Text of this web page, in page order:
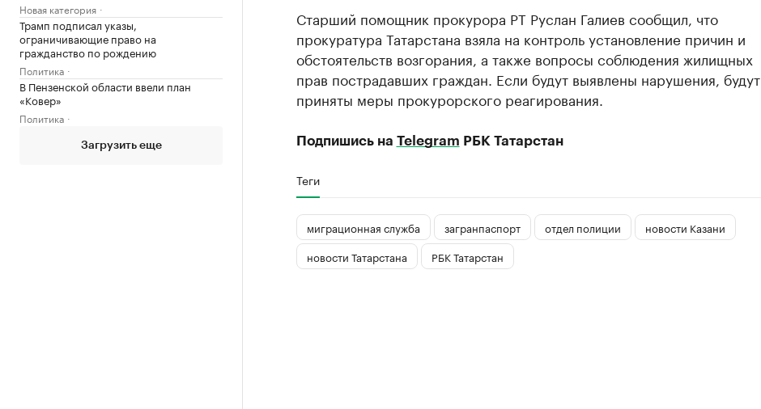
Новая категория
Трамп подписал указы,
ограничивающие право на
гражданство по рождению
Политика
В Пензенской области ввели план
«Ковер»
Политика
Загрузить еще
Старший помощник прокурора РТ Руслан Галиев сообщил, что
прокуратура Татарстана взяла на контроль установление причин и
обстоятельств возгорания, а также вопросы соблюдения жилищных
прав пострадавших граждан. Если будут выявлены нарушения, будут
приняты меры прокурорского реагирования.
Подпишись на Telegram РБК Татарстан
Теги
миграционная служба загранпаспорт отдел полиции
новости Казани
новости Татарстана
РБК Татарстан